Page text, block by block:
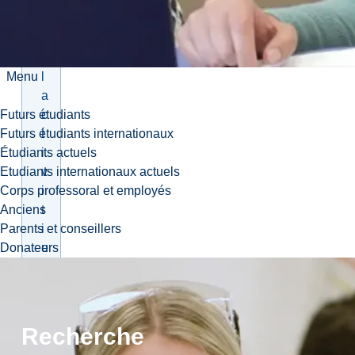
Menu
Futurs étudiants
Futurs étudiants internationaux
Étudiants actuels
Etudiants internationaux actuels
Corps professoral et employés
Anciens
Parents et conseillers
Donateurs
Recherche
a
c
t
i
v
i
t
i
e
i